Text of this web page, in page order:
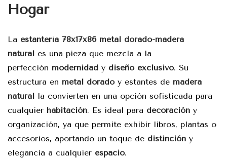
Hogar
La estantería 78x17x86 metal dorado-madera
natural es una pieza que mezcla a la
perfección modernidad y diseño exclusivo. Su
estructura en metal doradoy estantes de madera
natural la convierten en una opción sofisticada para
cualquier habitación. Es ideal para decoración y
organización, ya que permite exhibir libros, plantas o
accesorios, aportando un toque de distinción y
elegancia a cualquier espacio.